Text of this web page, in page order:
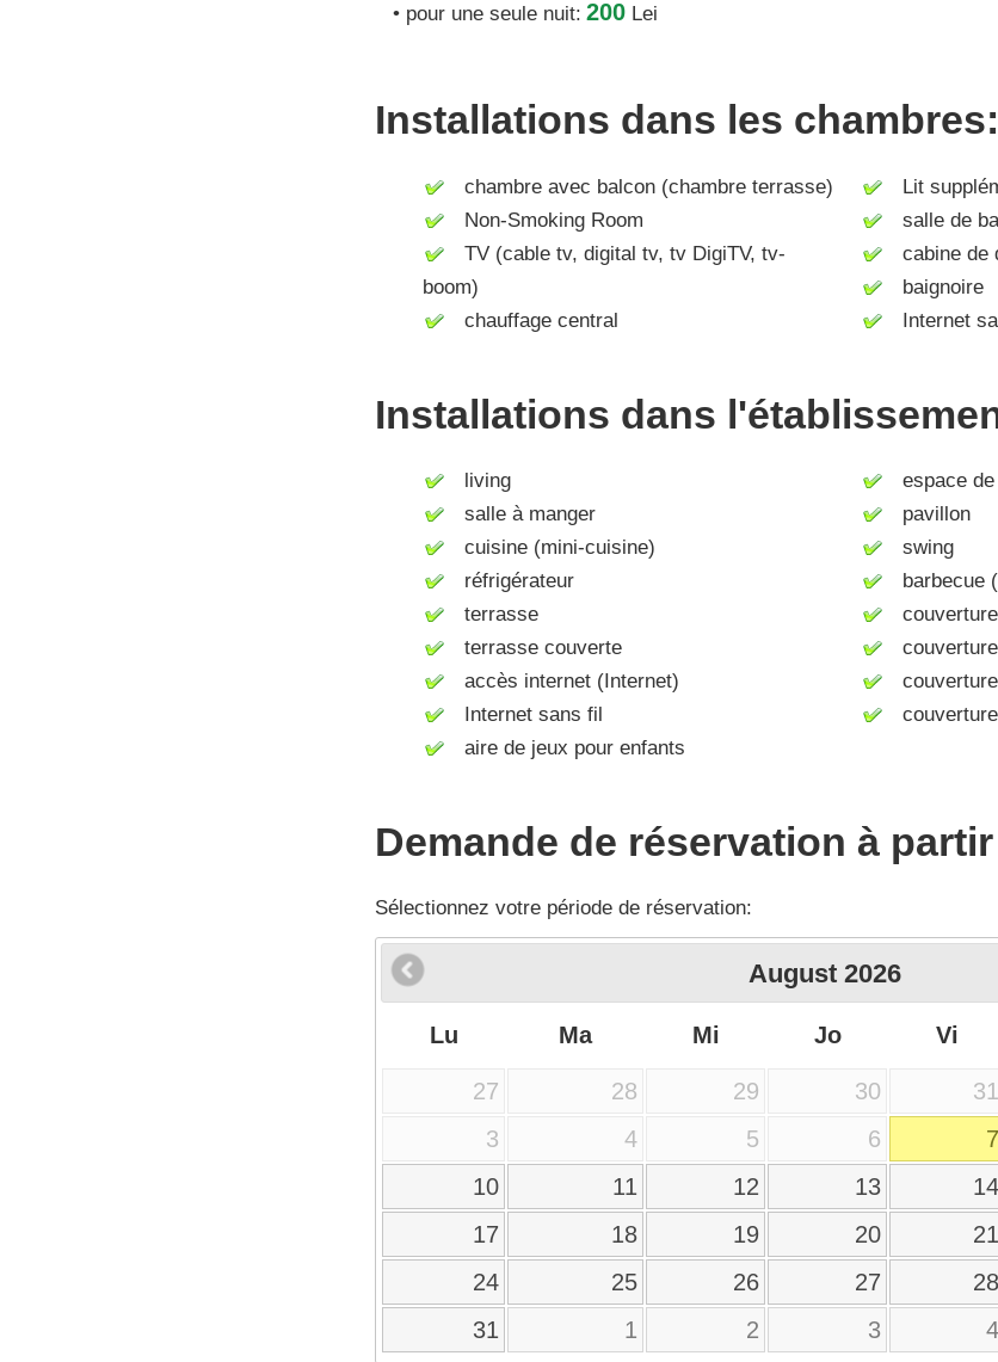
• pour une seule nuit: 200 Lei
Installations dans les chambres:
chambre avec balcon (chambre terrasse)
Non-Smoking Room
TV (cable tv, digital tv, tv DigiTV, tv-
boom)
chauffage central
Lit
salle de
cabine de
baignoire
Internet
Installations dans
living
salle à manger
cuisine (mini-cuisine)
réfrigérateur
terrasse
terrasse couverte
accès internet (Internet)
Internet sans fil
aire de jeux pour enfants
espace de
pavillon
swing
barbecue
couverture
couverture
Demande de réservation à
Sélectionnez votre période de réservation:
August 2026
Lu Ma Mi Jo Vi
27 28 29 30 31
3
4 5 6 7
10
11 12 13 14
17
18 19 20 21
24
25 26 27 28
31
1 2 3 4